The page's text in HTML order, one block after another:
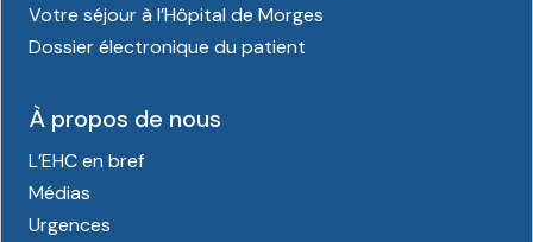
Votre séjour à l’Hôpital de Morges
Dossier électronique du patient
À propos de nous
L’EHC en bref
Médias
Urgences